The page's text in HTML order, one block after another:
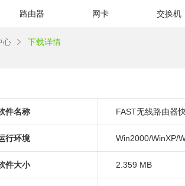
路由器 网卡 交换机
心 下载详情
件名称 FAST无线路由器
行环境 Win2000/WinXP/
件大小 2.359 MB